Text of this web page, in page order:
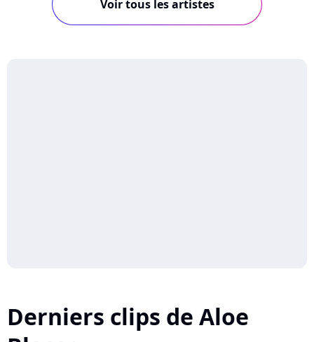
Voir tous les artistes
Derniers clips de Aloe